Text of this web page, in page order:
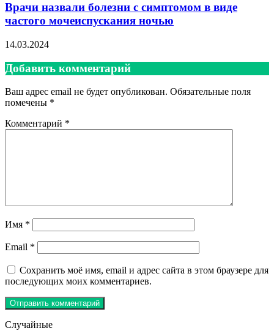
Врачи назвали болезни с симптомом в виде
частого мочеиспускания ночью
14.03.2024
Добавить комментарий
Ваш адрес email не будет опубликован. Обязательные поля
помечены *
Комментарий *
Имя *
Email *
Сохранить моё имя, email и адрес сайта в этом браузере для
последующих моих комментариев.
Случайные